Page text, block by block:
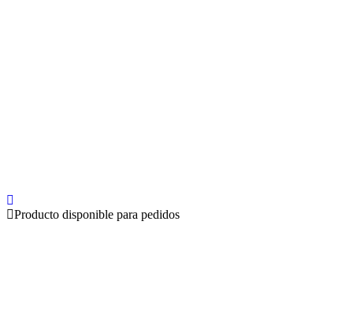
Producto disponible para pedidos